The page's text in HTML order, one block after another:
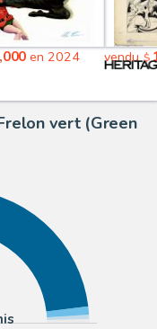
en 2024 vendu$
vert (Green